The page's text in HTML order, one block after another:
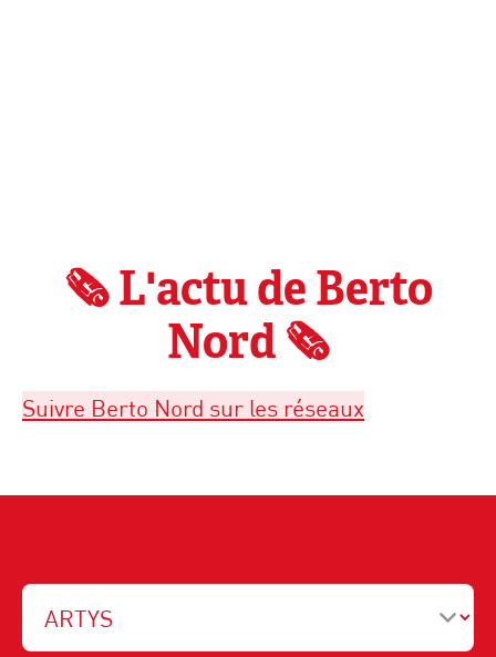
🗞️ L'actu de Berto
Nord 🗞️
Suivre Berto Nord sur les réseaux